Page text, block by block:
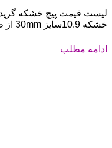
خشکه 10.9سایز 30mm از طول 10 تا40 سانت با قیمت مناسب با
ادامه مطلب